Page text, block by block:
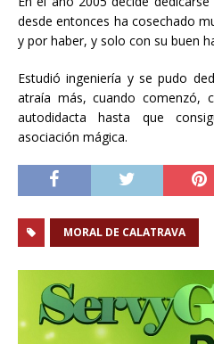
desde entonces ha cosechado
y por haber, y solo con su buen
Estudió ingeniería y se pudo
atraía más, cuando comenzó,
autodidacta hasta que
asociación mágica.
MORAL DE CALATRAVA